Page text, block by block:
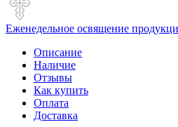
Еженедельное освящение
Описание
Наличие
Отзывы
Как купить
Оплата
Доставка